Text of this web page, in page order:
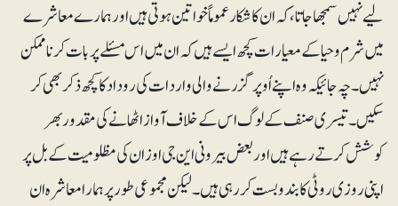
لیے نہیں سمجھا جاتا، کہ ان کا شکار عموماً خواتین ہوتی ہیں اور ہمارے معاشرے
میں شرم و حیا کے معیارات کچھ ایسے ہیں کہ ان میں اس مسئلے پر بات کرنا ممکن
نہیں۔ چہ جائیکہ وہ اپنے اُوپر گزرنے والی واردات کی روداد کا کچھ ذکر بھی کر
سکیں۔ تیسری صنف کے لوگ اس کے خلاف آواز اٹھانے کی مقدور بھر
کوشش کرتے رہے ہیں اور بعض بیرونی این جی اوز ان کی مظلومیت کے بل پر
اپنی روزی روٹی کا بندوبست کر رہی ہیں۔ لیکن مجموعی طور پر ہمارا معاشرہ ان